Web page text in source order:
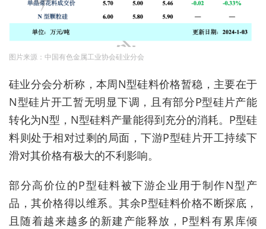
图片来源：中国有色金属工业协会硅业分会
硅业分会分析称，本周N型硅料价格暂稳，主要在于
N型硅片开工暂无明显下调，且有部分P型硅片产能
转化为N型，N型硅料产量能得到充分的消耗。P型硅
料则处于相对过剩的局面，下游P型硅片开工持续下
滑对其价格有极大的不利影响。
部分高价位的P型硅料被下游企业用于制作N型产
品，其价格得以维系。其余P型硅料价格不断探底，
且随着越来越多的新建产能释放，P型料有累库倾